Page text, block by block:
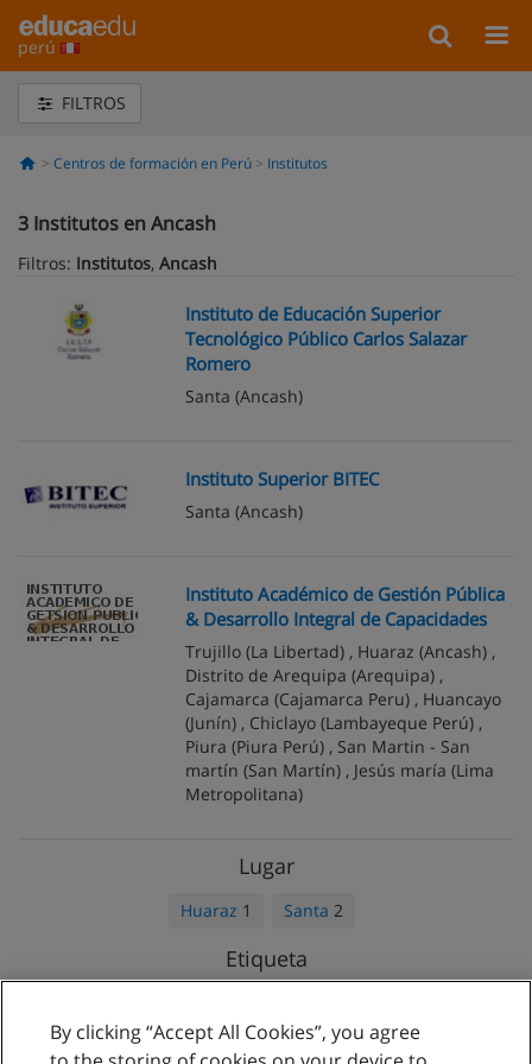
perú
FILTROS
Centros de formación en Perú Institutos
3 Institutos en Ancash
Filtros: Institutos, Ancash
Instituto de Educación Superior
Tecnológico Público Carlos Salazar
Romero
Santa (Ancash)
Instituto Superior BITEC
Santa (Ancash)
Instituto Académico de Gestión Pública
& Desarrollo Integral de Capacidades
Trujillo (La Libertad) , Huaraz (Ancash) ,
Distrito de Arequipa (Arequipa) ,
Cajamarca (Cajamarca Peru) , Huancayo
(Junín) , Chiclayo (Lambayeque Perú) ,
Piura (Piura Perú) , San Martin - San
martí­n (San Martín) , Jesús maría (Lima
Metropolitana)
Lugar
Huaraz 1 Santa 2
Etiqueta
By clicking “Accept All Cookies”, you agree